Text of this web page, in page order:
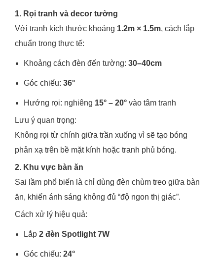
1. Rọi tranh và decor tường
Với tranh kích thước khoảng 1.2m × 1.5m, cách lắp
chuẩn trong thực tế:
Khoảng cách đèn đến tường: 30–40cm
Góc chiếu: 36°
Hướng rọi: nghiêng 15° – 20° vào tâm tranh
Lưu ý quan trọng:
Không rọi từ chính giữa trần xuống vì sẽ tạo bóng
phản xạ trên bề mặt kính hoặc tranh phủ bóng.
2. Khu vực bàn ăn
Sai lầm phổ biến là chỉ dùng đèn chùm treo giữa bàn
ăn, khiến ánh sáng không đủ “độ ngon thị giác”.
Cách xử lý hiệu quả:
Lắp 2 đèn Spotlight 7W
Góc chiếu: 24°